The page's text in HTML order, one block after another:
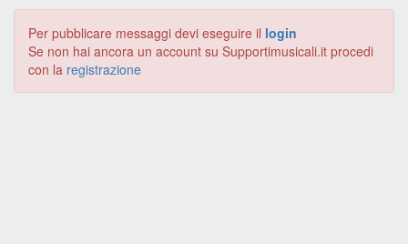
Per pubblicare messaggi devi eseguire il login
Se non hai ancora un account su Supportimusicali.it procedi
con la registrazione